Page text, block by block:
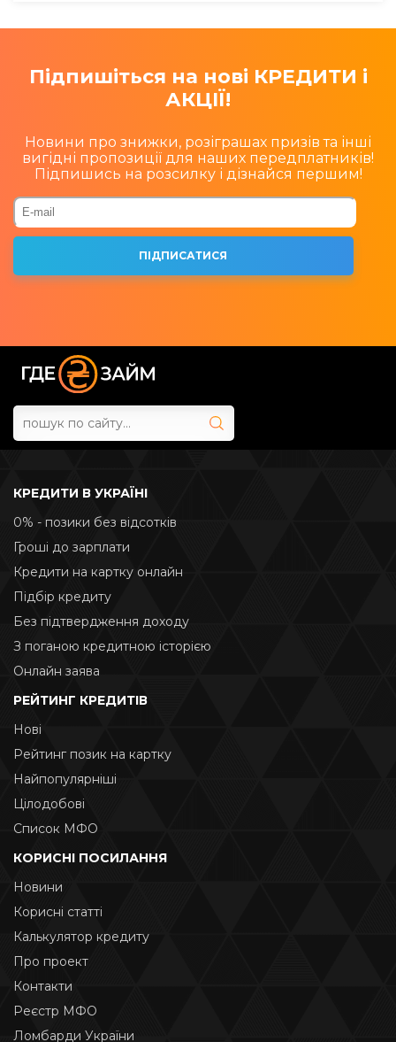
Підпишіться на нові КРЕДИТИ і
АКЦІЇ!
Новини про знижки, розіграшах призів та інші
вигідні пропозиції для наших передплатників!
Підпишись на розсилку і дізнайся першим!
КРЕДИТИ В УКРАЇНІ
0% - позики без відсотків
Гроші до зарплати
Кредити на картку онлайн
Підбір кредиту
Без підтвердження доходу
З поганою кредитною історією
Онлайн заява
РЕЙТИНГ КРЕДИТІВ
Нові
Рейтинг позик на картку
Найпопулярніші
Цілодобові
Список МФО
КОРИСНІ ПОСИЛАННЯ
Новини
Корисні статті
Калькулятор кредиту
Про проект
Контакти
Реєстр МФО
Ломбарди України